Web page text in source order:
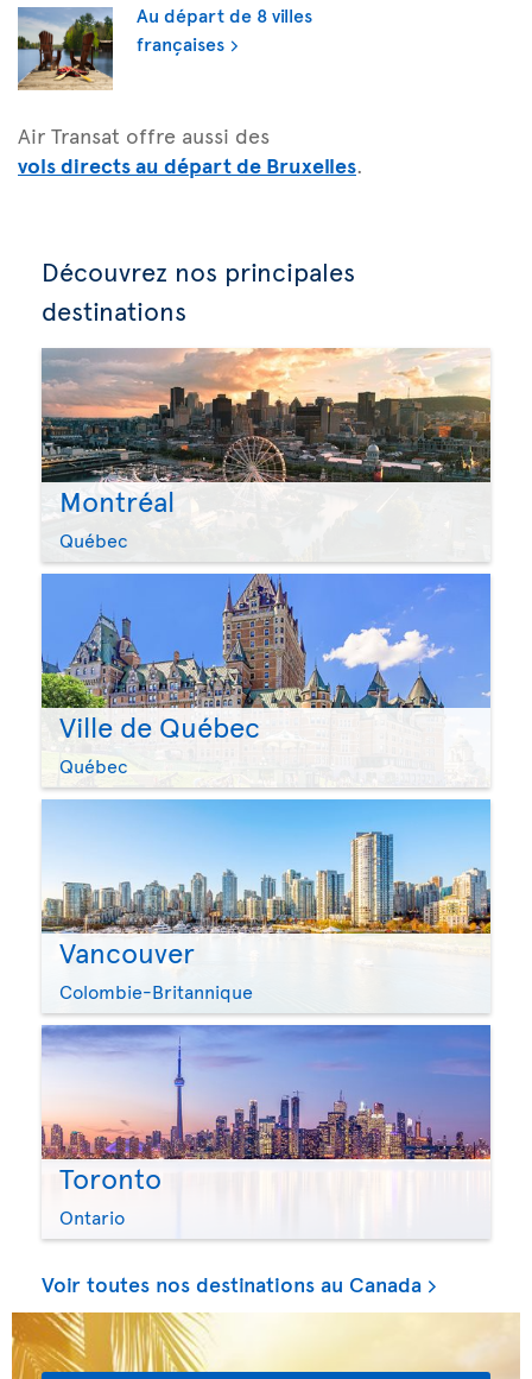
Au départ de 8 villes
françaises
Air Transat offre aussi des
vols directs au départ de Bruxelles.
Découvrez nos principales
destinations
Montréal
Québec
Ville de Québec
Québec
Vancouver
Colombie-Britannique
Toronto
Ontario
Voir toutes nos destinations au Canada